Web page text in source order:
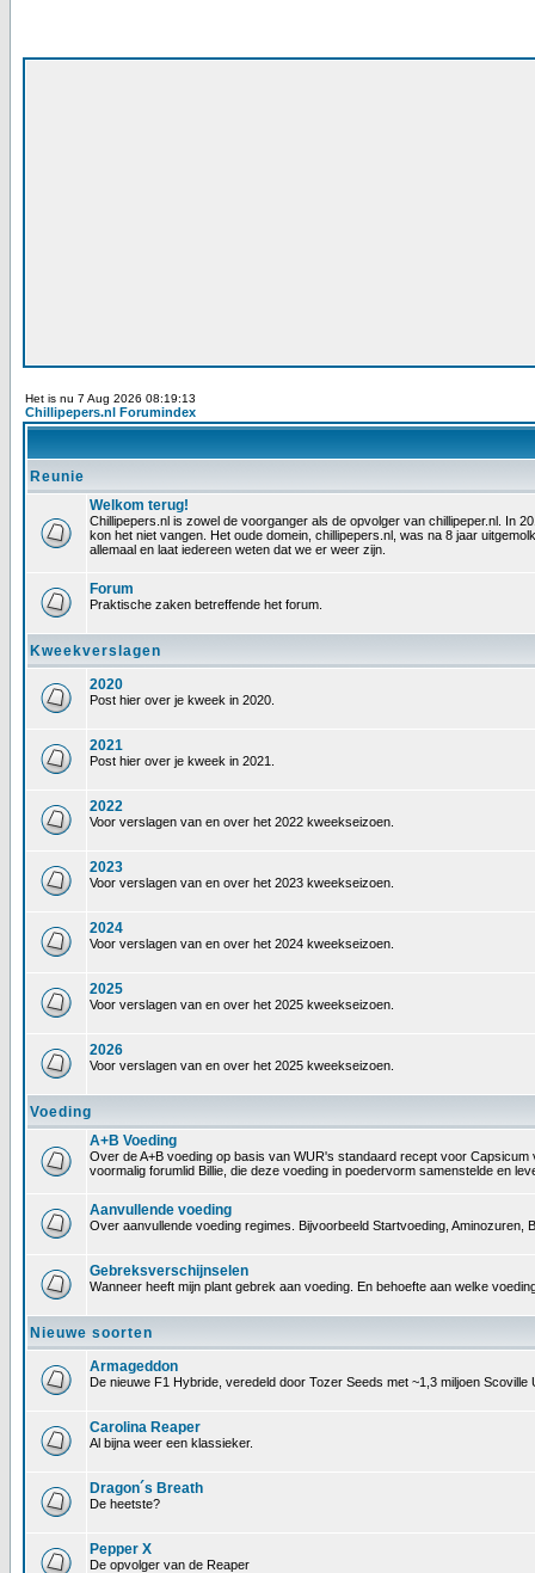
Het is nu 7 Aug 2026 08:19:13
Chillipepers.nl Forumindex
Reunie
Welkom terug!
Chillipepers.nl is zowel de voorganger als de opvolger van chillipeper.nl. In
kon het niet vangen. Het oude domein, chillipepers.nl, was na 8 jaar
allemaal en laat iedereen weten dat we er weer zijn.
Forum
Praktische zaken betreffende het forum.
Kweekverslagen
2020
Post hier over je kweek in 2020.
2021
Post hier over je kweek in 2021.
2022
Voor verslagen van en over het 2022 kweekseizoen.
2023
Voor verslagen van en over het 2023 kweekseizoen.
2024
Voor verslagen van en over het 2024 kweekseizoen.
2025
Voor verslagen van en over het 2025 kweekseizoen.
2026
Voor verslagen van en over het 2025 kweekseizoen.
Voeding
A+B Voeding
Over de A+B voeding op basis van WUR's standaard recept voor
voormalig forumlid Billie, die deze voeding in poedervorm samenstelde en
Aanvullende voeding
Over aanvullende voeding regimes. Bijvoorbeeld Startvoeding, Aminozuren,
Gebreksverschijnselen
Wanneer heeft mijn plant gebrek aan voeding. En behoefte aan welke
Nieuwe soorten
Armageddon
De nieuwe F1 Hybride, veredeld door Tozer Seeds met ~1,3 miljoen Scoville
Carolina Reaper
Al bijna weer een klassieker.
Dragon´s Breath
De heetste?
Pepper X
De opvolger van de Reaper